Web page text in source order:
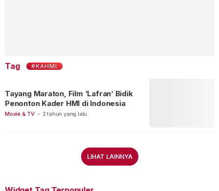
Tag #KAHMI
Movie & TV - 2 tahun yang lalu
Tayang Maraton, Film ‘Lafran’ Bidik
Penonton Kader HMI di Indonesia
LIHAT LAINNYA